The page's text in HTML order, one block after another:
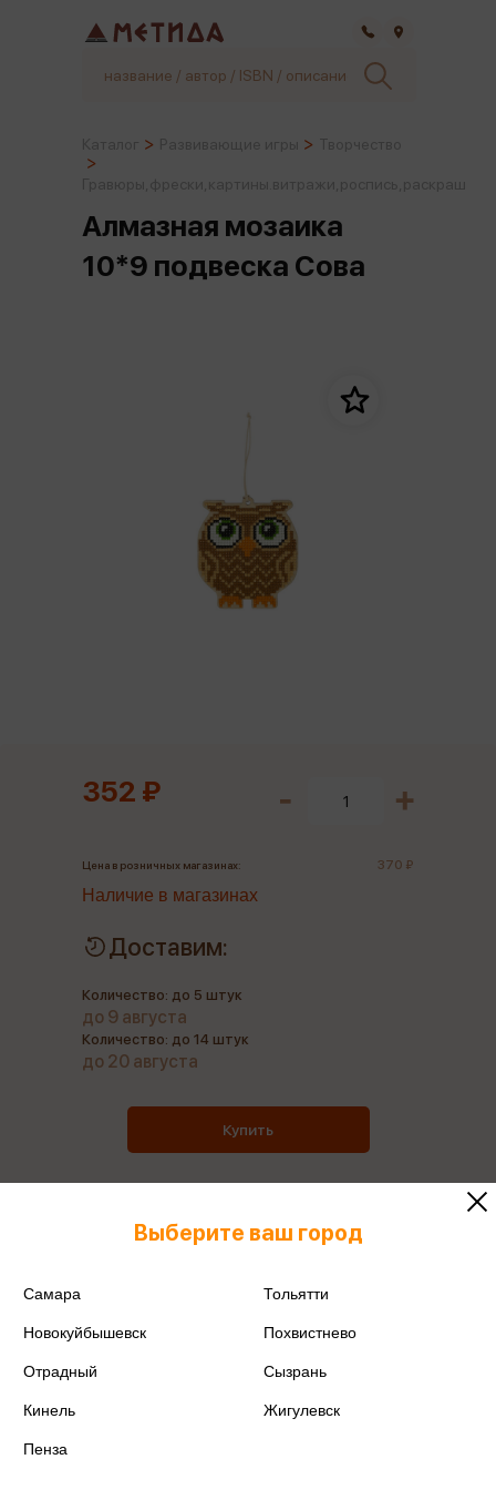
Алмазная мозаика
10*9 подвеска Сова
352 ₽
Цена в розничных магазинах: 370 ₽
Наличие в магазинах
Доставим:
Количество: до 5 штук
до 9 августа
Количество: до 14 штук
до 20 августа
Купить
Выберите ваш город
Самара Тольятти
Новокуйбышевск Похвистнево
Отрадный Сызрань
Кинель Жигулевск
Пенза